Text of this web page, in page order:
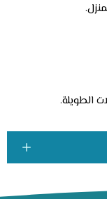
الطويلة.